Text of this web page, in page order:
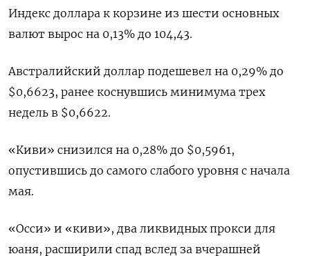
Индекс доллара к корзине из шести основных
валют вырос на 0,13% до 104,43​.
Австралийский доллар подешевел на 0,29% до
$0,6623​, ранее коснувшись минимума трех
недель в $0,6622.
«Киви» снизился на 0,28% до $0,5961,
опустившись до самого слабого уровня с начала
мая.
«Осси» и «киви», два ликвидных прокси для
юаня, расширили спад вслед за вчерашней